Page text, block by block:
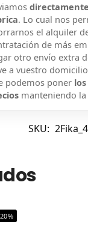
. Lo cual nos
el alquiler
de más
otro envío extra
a vuestro
podemos poner
manteniendo la
SKU: